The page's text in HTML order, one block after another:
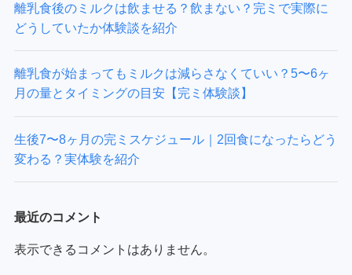
離乳食後のミルクは飲ませる？飲まない？完ミで実際に
どうしていたか体験談を紹介
離乳食が始まってもミルクは減らさなくていい？5〜6ヶ
月の量とタイミングの目安【完ミ体験談】
生後7〜8ヶ月の完ミスケジュール｜2回食になったらどう
変わる？実体験を紹介
最近のコメント
表示できるコメントはありません。